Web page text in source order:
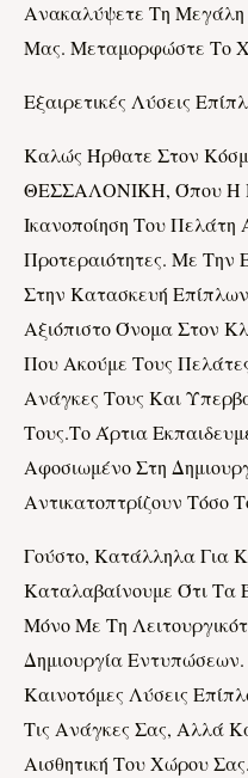
Ανακαλύψετε Τη
Μας. Μεταμορφώστε Το
Εξαιρετικές Λύσεις
Καλώς Ήρθατε Στον
ΘΕΣΣΑΛΟΝΙΚΗ, Όπου Η
Ικανοποίηση Του
Προτεραιότητες. Με Την
Στην Κατασκευή
Αξιόπιστο Όνομα Στον
Που Ακούμε Τους
Ανάγκες Τους Και
Τους.Το Άρτια
Αφοσιωμένο Στη
Αντικατοπτρίζουν Τόσο
Γούστο, Κατάλληλα Για
Καταλαβαίνουμε Ότι
Μόνο Με Τη
Δημιουργία
Καινοτόμες Λύσεις
Τις Ανάγκες Σας, Αλλά
Αισθητική Του Χώρου Σας.